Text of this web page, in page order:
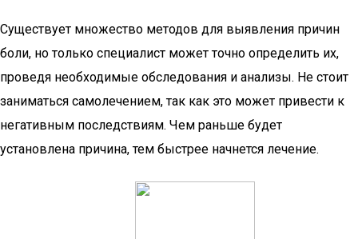
Существует множество методов для выявления причин
боли, но только специалист может точно определить их,
проведя необходимые обследования и анализы. Не стоит
заниматься самолечением, так как это может привести к
негативным последствиям. Чем раньше будет
установлена причина, тем быстрее начнется лечение.